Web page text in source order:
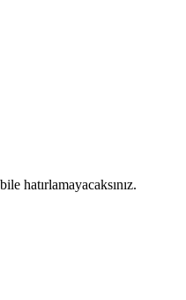
hatırlamayacaksınız.